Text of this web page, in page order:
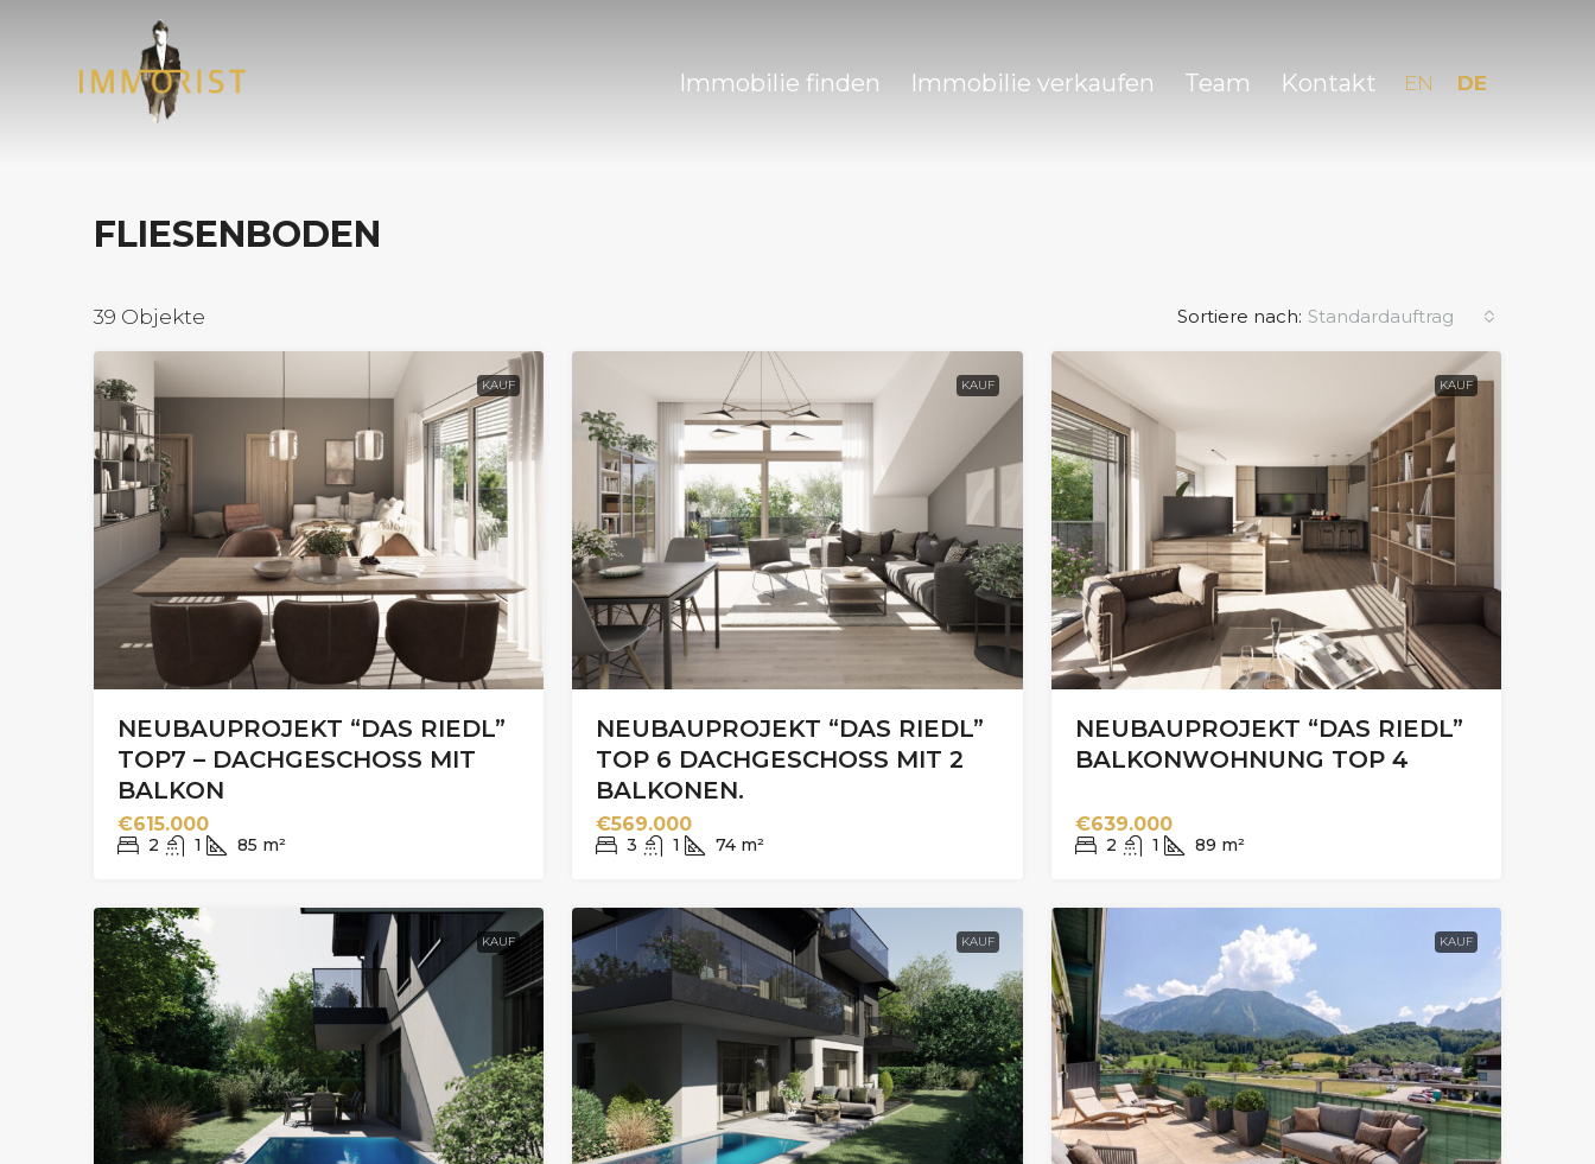
Immobilie finden Immobilie verkaufen Team Kontakt EN DE
FLIESENBODEN
39 Objekte Sortiere nach: Standardauftrag
KAUF
NEUBAUPROJEKT “DAS RIEDL”
TOP7 – DACHGESCHOSS MIT
BALKON
€615.000
2 1 85 m²
KAUF
NEUBAUPROJEKT “DAS RIEDL”
TOP 6 DACHGESCHOSS MIT 2
BALKONEN.
€569.000
3 1 74 m²
KAUF
NEUBAUPROJEKT “DAS RIEDL”
BALKONWOHNUNG TOP 4
€639.000
2 1 89 m²
KAUF KAUF KAUF